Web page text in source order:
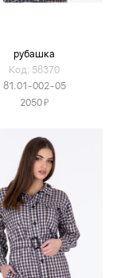
рубашка
Код: 58370
81.01-002-05
2050Я